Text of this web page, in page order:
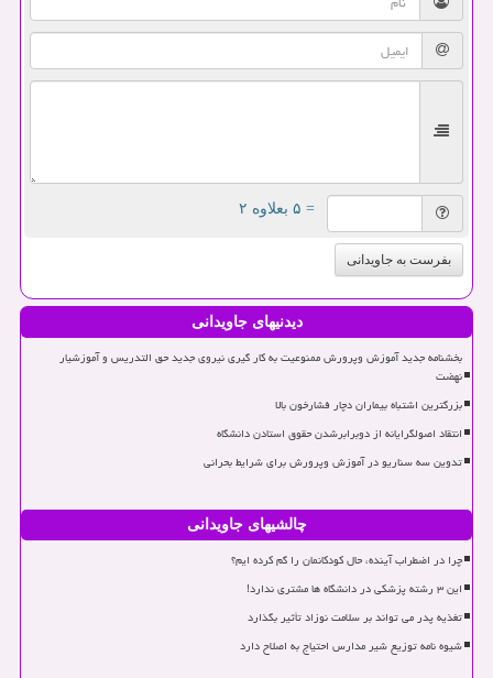
= ۵ بعلاوه ۲
بفرست به جاویدانی
دیدنیهای جاویدانی
بخشنامه جدید آموزش وپرورش ممنوعیت به کار گیری نیروی جدید حق التدریس و آموزشیار
نهضت
بزرگترین اشتباه بیماران دچار فشارخون بالا
انتقاد اصولگرایانه از دوبرابرشدن حقوق استادن دانشگاه
تدوین سه سناریو در آموزش وپرورش برای شرایط بحرانی
چالشیهای جاویدانی
چرا در اضطراب آینده، حال کودکانمان را گم کرده ایم؟
این ۳ رشته پزشکی در دانشگاه ها مشتری ندارد!
تغذیه پدر می تواند بر سلامت نوزاد تأثیر بگذارد
شیوه نامه توزیع شیر مدارس احتیاج به اصلاح دارد